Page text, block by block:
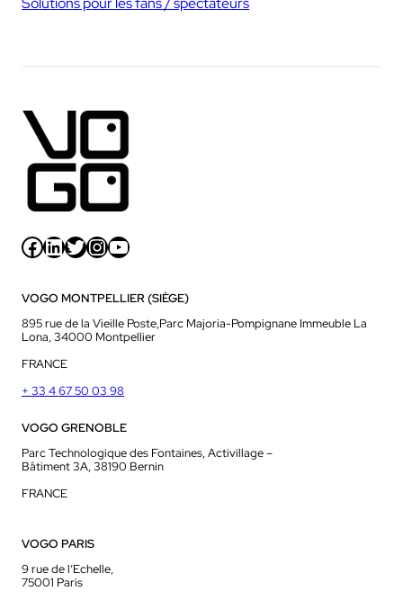
Facebook LinkedIn Twitter InstagramYouTube
VOGO MONTPELLIER (SIÈGE)
895 rue de la Vieille Poste,Parc Majoria-Pompignane Immeuble La
Lona, 34000 Montpellier
FRANCE
+ 33 4 67 50 03 98
VOGO GRENOBLE
Parc Technologique des Fontaines, Activillage –
Bâtiment 3A, 38190 Bernin
FRANCE
VOGO PARIS
9 rue de l’Echelle,
75001 Paris